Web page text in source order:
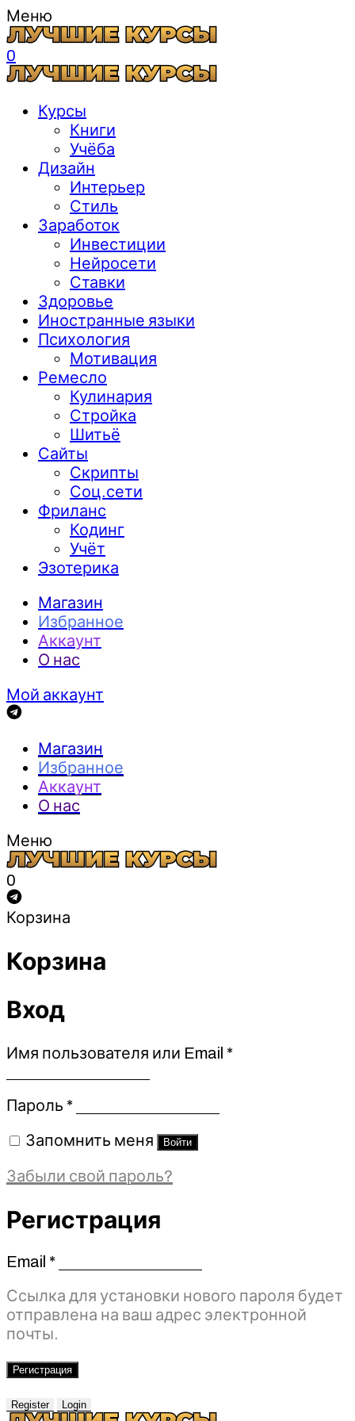
Меню
0
Курсы
Книги
Учёба
Дизайн
Интерьер
Стиль
Заработок
Инвестиции
Нейросети
Ставки
Здоровье
Иностранные языки
Психология
Мотивация
Ремесло
Кулинария
Стройка
Шитьё
Сайты
Скрипты
Соц.сети
Фриланс
Кодинг
Учёт
Эзотерика
Магазин
Избранное
Аккаунт
О нас
Мой аккаунт
Магазин
Избранное
Аккаунт
О нас
Меню
0
Корзина
Корзина
Вход
Имя пользователя или Email *Обязательно
Пароль *Обязательно
Запомнить меня Войти
Забыли свой пароль?
Регистрация
Email *Обязательно
Ссылка для установки нового пароля будет
отправлена ​​на ваш адрес электронной
почты.
Регистрация
Register Login